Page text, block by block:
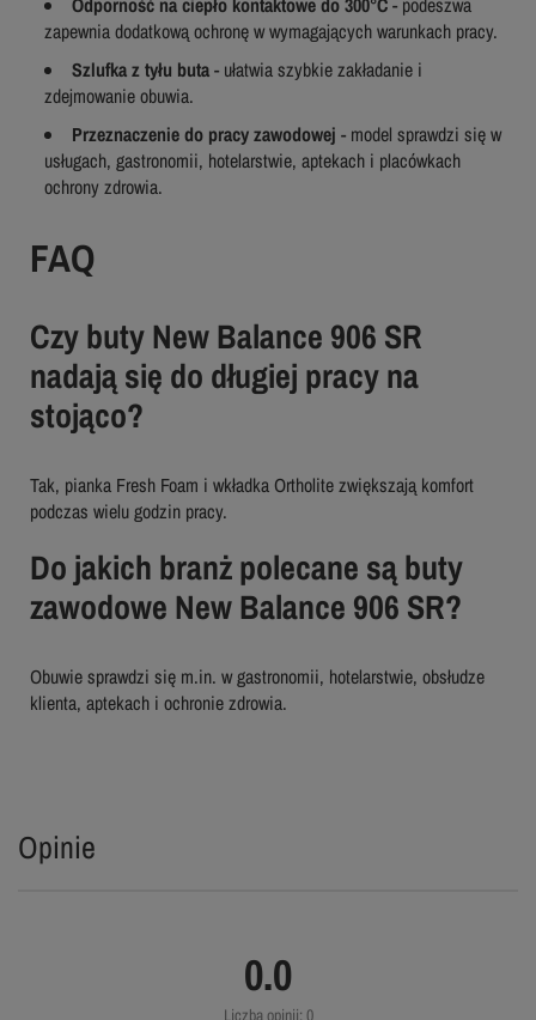
zapewnia dodatkową ochronę w wymagających warunkach pracy.
Szlufka z tyłu buta- ułatwia szybkie zakładanie i
zdejmowanie obuwia.
Przeznaczenie do pracy zawodowej - model sprawdzi się w
usługach, gastronomii, hotelarstwie, aptekach i placówkach
ochrony zdrowia.
FAQ
Czy buty New Balance 906 SR
nadają się do długiej pracy na
stojąco?
Tak, pianka Fresh Foam i wkładka Ortholite zwiększają komfort
podczas wielu godzin pracy.
Do jakich branż polecane są buty
zawodowe New Balance 906 SR?
Obuwie sprawdzi się m.in. w gastronomii, hotelarstwie, obsłudze
klienta, aptekach i ochronie zdrowia.
Opinie
0.0
Liczba opinii: 0